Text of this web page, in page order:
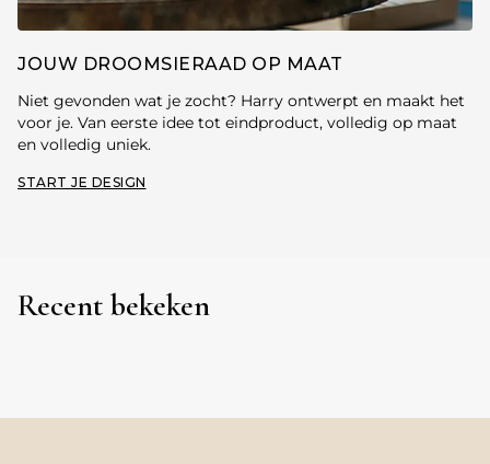
JOUW DROOMSIERAAD OP MAAT
Niet gevonden wat je zocht? Harry ontwerpt en maakt het
voor je. Van eerste idee tot eindproduct, volledig op maat
en volledig uniek.
START JE DESIGN
Recent bekeken